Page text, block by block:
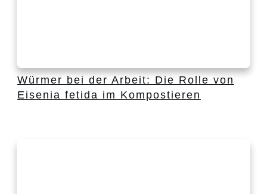
Würmer bei der Arbeit: Die Rolle von
Eisenia fetida im Kompostieren